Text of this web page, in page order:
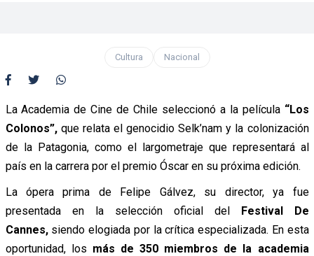
Cultura Nacional
La Academia de Cine de Chile seleccionó a la película “Los
Colonos”,que relata el genocidio Selk’nam y la colonización
de la Patagonia, como el largometraje que representará al
país en la carrera por el premio Óscar en su próxima edición.
La ópera prima de Felipe Gálvez, su director, ya fue
presentada en la selección oficial del Festival De
Cannes,siendo elogiada por la crítica especializada. En esta
oportunidad, los más de 350 miembros de la academia